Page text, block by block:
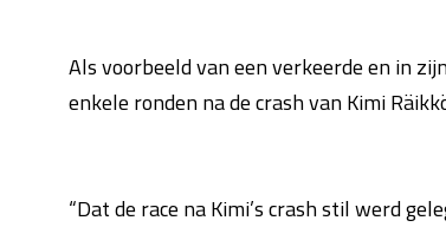
Als voorbeeld van een verkeerde en in
enkele ronden na de crash van Kimi
“Dat de race na Kimi’s crash stil werd